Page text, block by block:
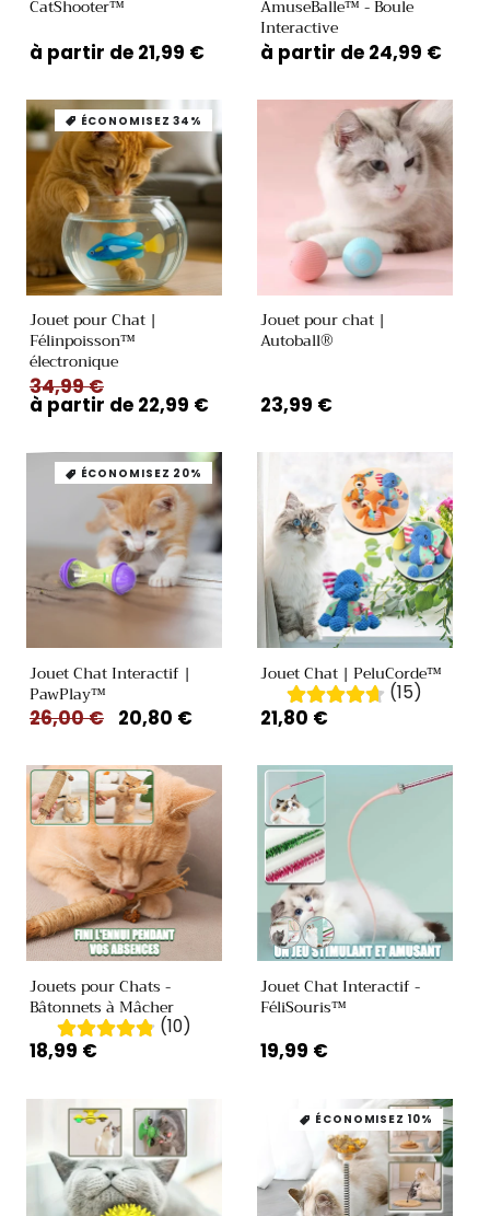
CatShooter™
Prix
habituel
à partir de 21,99 €
AmuseBalle™ - Boule
Interactive
Prix
habituel
à partir de 24,99 €
ÉCONOMISEZ 34%
Jouet pour Chat |
Félinpoisson™
électronique
Prix
habituel
34,99 €
promotionnel
à partir de 22,99 €
Jouet pour chat |
Autoball®
Prix
23,99 €
ÉCONOMISEZ 20%
Jouet Chat Interactif |
PawPlay™
Prix
26,00 € Prix
20,80 €
Jouet Chat | PeluCorde™
(15)
Prix
21,80 €
Jouets pour Chats -
Bâtonnets à Mâcher
(10)
Prix
18,99 €
Variante
épuisée
indisponible
Variante
épuisée
indisponible
Jouet Chat Interactif -
FéliSouris™
Prix
19,99 €
ÉCONOMISEZ 10%